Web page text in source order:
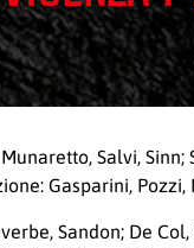
Salvi,
Gasparini,
Sandon; De